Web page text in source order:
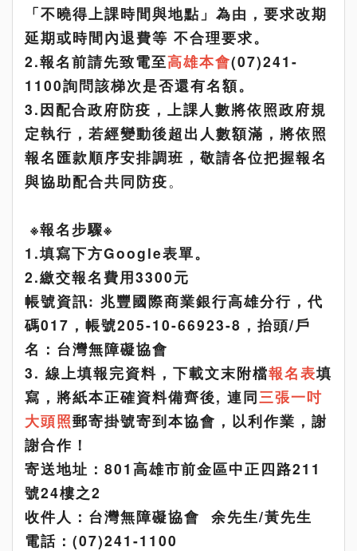
「不曉得上課時間與地點」為由，要求改期
延期或時間內退費等 不合理要求。
2.報名前請先致電至高雄本會(07)241-
1100詢問該梯次是否還有名額。
3.因配合政府防疫，上課人數將依照政府規
定執行，若經變動後超出人數額滿，將依照
報名匯款順序安排調班，敬請各位把握報名
與協助配合共同防疫。
※報名步驟※
1.填寫下方Google表單。
2.繳交報名費用3300元
帳號資訊: 兆豐國際商業銀行高雄分行，代
碼017，帳號205-10-66923-8，抬頭/戶
名：台灣無障礙協會
3. 線上填報完資料，下載文末附檔報名表填
寫，將紙本正確資料備齊後, 連同三張一吋
大頭照郵寄掛號寄到本協會，以利作業，謝
謝合作！
寄送地址：801高雄市前金區中正四路211
號24樓之2
收件人：台灣無障礙協會 余先生/黃先生
電話：(07)241-1100